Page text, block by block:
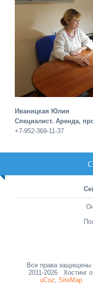
Иваницкая Юлия
Специалист. Аренда,
+7-952-369-11-37
Все права
2011-2026 Хостинг
uCoz SiteMap